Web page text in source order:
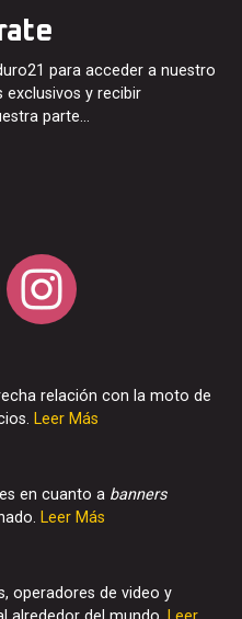
para acceder a nuestro
y recibir
parte…
relación con la moto de
Leer Más
en cuanto a banners
Leer Más
operadores de video y